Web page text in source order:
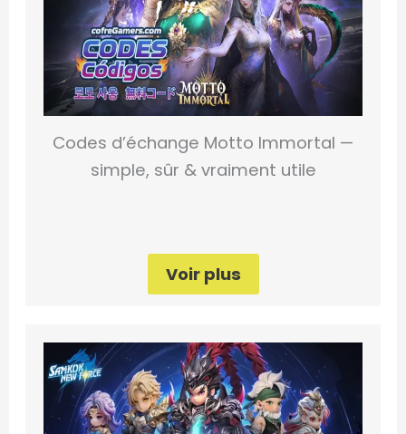
Codes d’échange Motto Immortal —
simple, sûr & vraiment utile
Voir plus